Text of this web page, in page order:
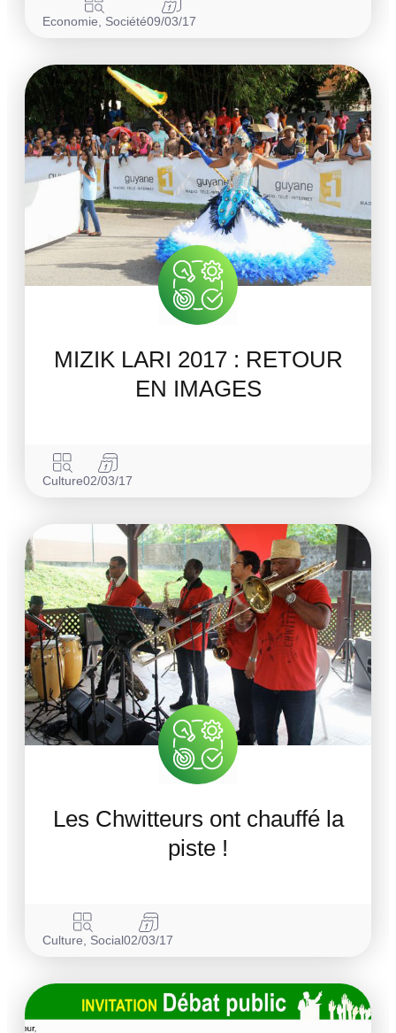
Economie Société09/03/17
MIZIK LARI 2017 : RETOUR
EN IMAGES
Culture02/03/17
Les Chwitteurs ont chauffé la
piste !
Culture Social02/03/17